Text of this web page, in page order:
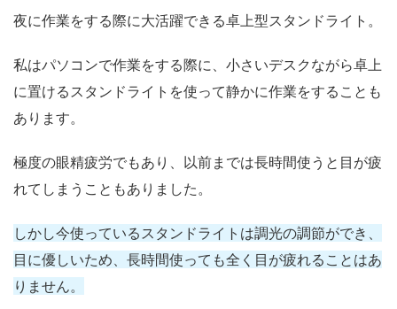
夜に作業をする際に大活躍できる卓上型スタンドライト。
私はパソコンで作業をする際に、小さいデスクながら卓上
に置けるスタンドライトを使って静かに作業をすることも
あります。
極度の眼精疲労でもあり、以前までは長時間使うと目が疲
れてしまうこともありました。
しかし今使っているスタンドライトは調光の調節ができ、
目に優しいため、長時間使っても全く目が疲れることはあ
りません。